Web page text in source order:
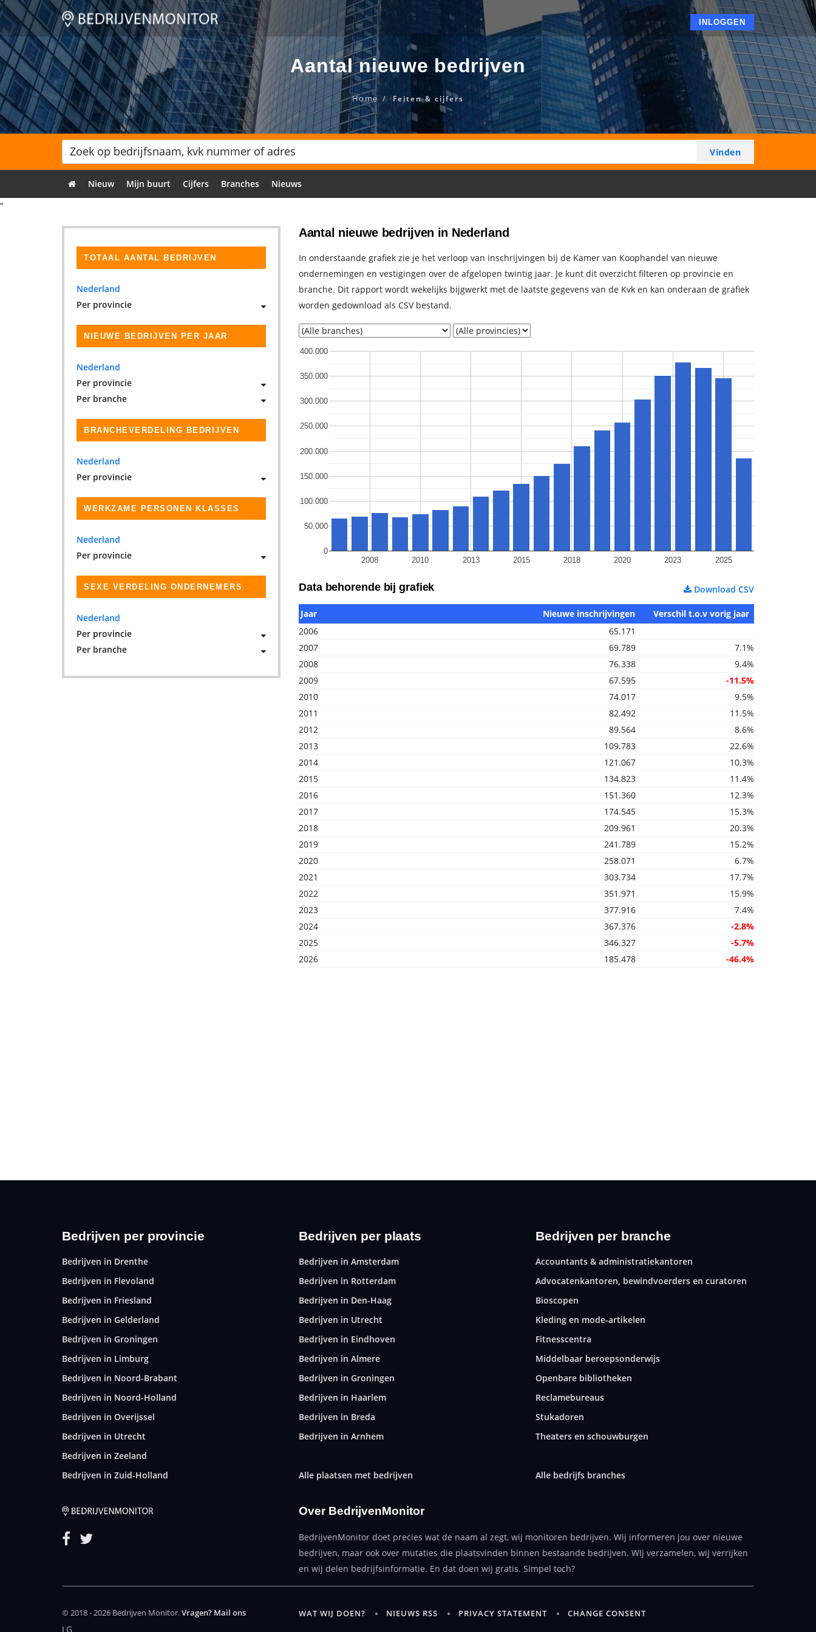
INLOGGEN
Aantal nieuwe bedrijven
Home Feiten & cijfers
Nieuw Mijn buurt Cijfers Branches
Nieuws
"
TOTAAL AANTAL BEDRIJVEN
Nederland
Per provincie
NIEUWE BEDRIJVEN PER JAAR
Nederland
Per provincie
Per branche
BRANCHEVERDELING BEDRIJVEN
Nederland
Per provincie
WERKZAME PERSONEN KLASSES
Nederland
Per provincie
SEXE VERDELING ONDERNEMERS
Nederland
Per provincie
Per branche
Aantal nieuwe bedrijven in Nederland
In onderstaande grafiek zie je het verloop van inschrijvingen bij de Kamer van Koophandel van nieuwe
ondernemingen en vestigingen over de afgelopen twintig jaar. Je kunt dit overzicht filteren op provincie en
branche. Dit rapport wordt wekelijks bijgwerkt met de laatste gegevens van de Kvk en kan onderaan de grafiek
worden gedownload als CSV bestand.
2008 2010 2013 2015 2018 2020 2023 2025
0
50.000
100.000
150.000
200.000
250.000
300.000
350.000
400.000
Data behorende bij grafiek Download CSV
Jaar Nieuwe inschrijvingen
Verschil t.o.v vorig jaar
2006
65.171
2007
69.789
7.1%
2008
76.338
9.4%
2009
67.595
-11.5%
2010
74.017
9.5%
2011
82.492
11.5%
2012
89.564
8.6%
2013
109.783
22.6%
2014
121.067
10.3%
2015
134.823
11.4%
2016
151.360
12.3%
2017
174.545
15.3%
2018
209.961
20.3%
2019
241.789
15.2%
2020
258.071
6.7%
2021
303.734
17.7%
2022
351.971
15.9%
2023
377.916
7.4%
2024
367.376
-2.8%
2025
346.327
-5.7%
2026
185.478 -46.4%
Bedrijven per provincie
Bedrijven in Drenthe
Bedrijven in Flevoland
Bedrijven in Friesland
Bedrijven in Gelderland
Bedrijven in Groningen
Bedrijven in Limburg
Bedrijven in Noord-Brabant
Bedrijven in Noord-Holland
Bedrijven in Overijssel
Bedrijven in Utrecht
Bedrijven in Zeeland
Bedrijven in Zuid-Holland
Bedrijven per plaats
Bedrijven in Amsterdam
Bedrijven in Rotterdam
Bedrijven in Den-Haag
Bedrijven in Utrecht
Bedrijven in Eindhoven
Bedrijven in Almere
Bedrijven in Groningen
Bedrijven in Haarlem
Bedrijven in Breda
Bedrijven in Arnhem
Alle plaatsen met bedrijven
Bedrijven per branche
Accountants & administratiekantoren
Advocatenkantoren, bewindvoerders en curatoren
Bioscopen
Kleding en mode-artikelen
Fitnesscentra
Middelbaar beroepsonderwijs
Openbare bibliotheken
Reclamebureaus
Stukadoren
Theaters en schouwburgen
Alle bedrijfs branches
Over BedrijvenMonitor
BedrijvenMonitor doet precies wat de naam al zegt, wij monitoren bedrijven. Wij informeren jou over nieuwe
bedrijven, maar ook over mutaties die plaatsvinden binnen bestaande bedrijven. WIj verzamelen, wij verrijken
en wij delen bedrijfsinformatie. En dat doen wij gratis. Simpel toch?
© 2018 - 2026 Bedrijven Monitor.Vragen? Mail ons WAT WIJ DOEN? NIEUWS RSS PRIVACY STATEMENT CHANGE CONSENT
LG